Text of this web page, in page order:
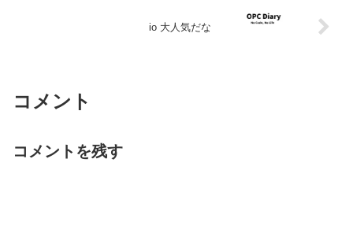
io 大人気だな
コメント
コメントを残す